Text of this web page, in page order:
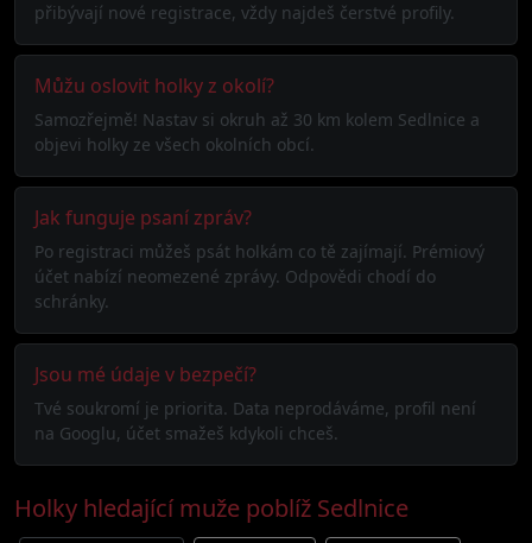
přibývají nové registrace, vždy najdeš čerstvé profily.
Můžu oslovit holky z okolí?
Samozřejmě! Nastav si okruh až 30 km kolem Sedlnice a
objevi holky ze všech okolních obcí.
Jak funguje psaní zpráv?
Po registraci můžeš psát holkám co tě zajímají. Prémiový
účet nabízí neomezené zprávy. Odpovědi chodí do
schránky.
Jsou mé údaje v bezpečí?
Tvé soukromí je priorita. Data neprodáváme, profil není
na Googlu, účet smažeš kdykoli chceš.
Holky hledající muže poblíž Sedlnice